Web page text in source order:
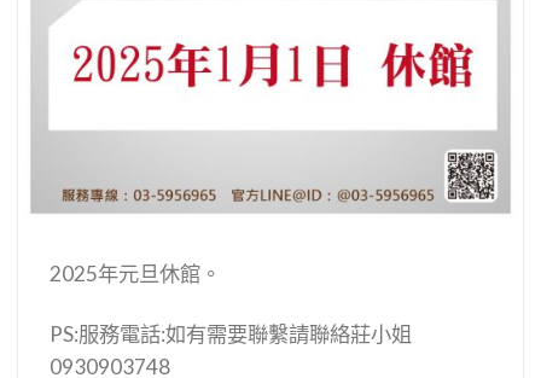
2025年元旦休館。
PS:服務電話:如有需要聯繫請聯絡莊小姐
0930903748